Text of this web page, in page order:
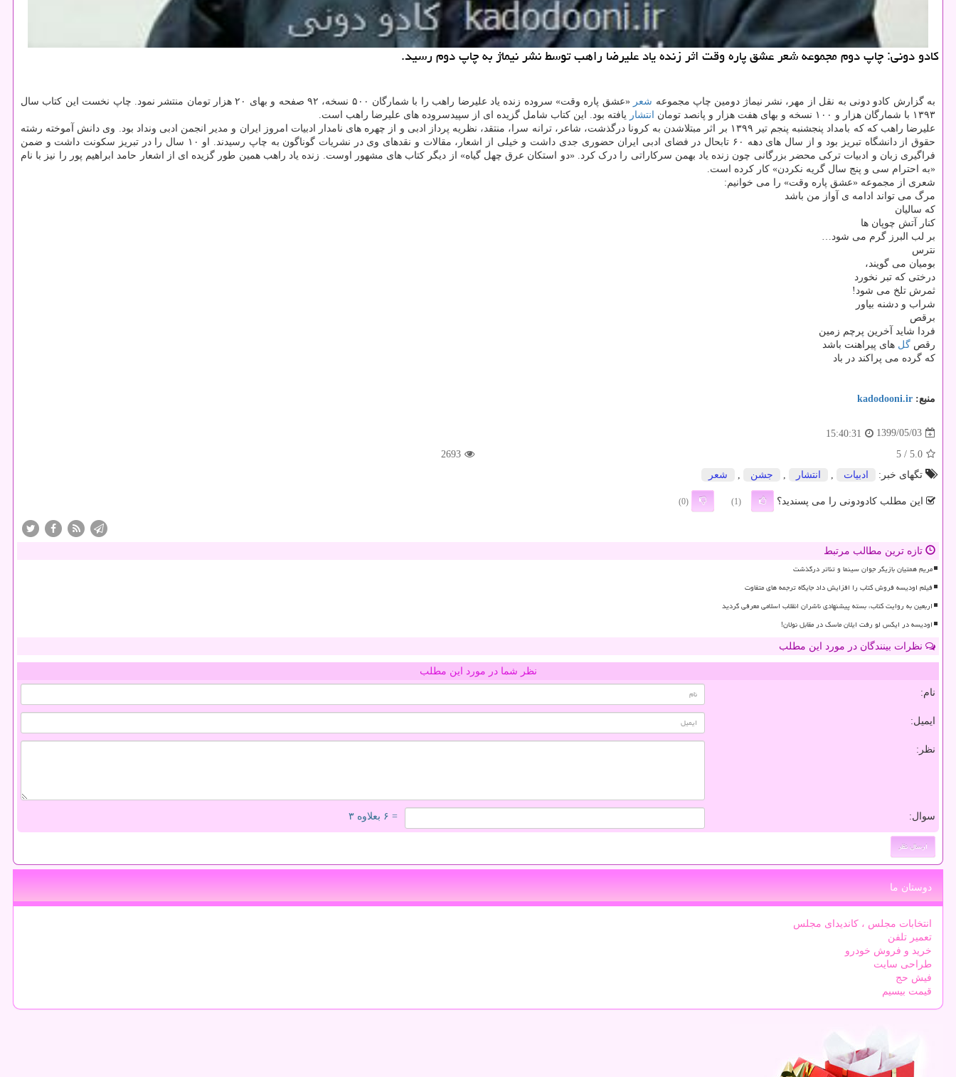
كادو دونی: چاپ دوم مجموعه شعر عشق پاره وقت اثر زنده یاد علیرضا راهب توسط نشر نیماژ به چاپ دوم رسید.
به گزارش کادو دونی به نقل از مهر، نشر نیماژ دومین چاپ مجموعه شعر
«عشق پاره وقت» سروده زنده یاد علیرضا راهب را با شمارگان ۵۰۰ نسخه، ۹۲ صفحه و بهای ۲۰ هزار تومان منتشر نمود. چاپ نخست این کتاب سال
۱۳۹۳ با شمارگان هزار و ۱۰۰ نسخه و بهای هفت هزار و پانصد تومان
انتشار یافته بود. این کتاب شامل گزیده ای از سپیدسروده های علیرضا راهب است.
علیرضا راهب که که بامداد پنجشنبه پنجم تیر ۱۳۹۹ بر اثر مبتلاشدن به کرونا درگذشت، شاعر، ترانه سرا، منتقد، نظریه پرداز ادبی و از چهره های نامدار ادبیات امروز ایران و مدیر انجمن ادبی ونداد بود. وی دانش آموخته رشته
حقوق از دانشگاه تبریز بود و از سال های دهه ۶۰ تابحال در فضای ادبی ایران حضوری جدی داشت و خیلی از اشعار، مقالات و نقدهای وی در نشریات گوناگون به چاپ رسیدند. او ۱۰ سال را در تبریز سکونت داشت و ضمن
فراگیری زبان و ادبیات ترکی محضر بزرگانی چون زنده یاد بهمن سرکاراتی را درک کرد. «دو استکان عرق چهل گیاه» از دیگر کتاب های مشهور اوست. زنده یاد راهب همین طور گزیده ای از اشعار حامد ابراهیم پور را نیز با نام
«به احترام سی و پنج سال گریه نکردن» کار کرده است.
شعری از مجموعه «عشق پاره وقت» را می خوانیم:
مرگ می تواند ادامه ی آواز من باشد
که سالیان
کنار آتش چوپان ها
بر لب البرز گرم می شود…
نترس
بومیان می گویند،
درختی که تبر نخورد
ثمرش تلخ می شود!
شراب و دشنه بیاور
برقص
فردا شاید آخرین پرچم زمین
رقص گل های پیراهنت باشد
که گرده می پراکند در باد
منبع: kadodooni.ir
1399/05/03
15:40:31
5.0
/ 5
2693
تگهای خبر:
ادبیات , انتشار , جشن , شعر
این مطلب کادودونی را می پسندید؟ (1)
(0)
تازه ترین مطالب مرتبط
مریم همتیان بازیگر جوان سینما و تئاتر درگذشت
فیلم اودیسه فروش کتاب را افزایش داد جایگاه ترجمه های متفاوت
اربعین به روایت کتاب، بسته پیشنهادی ناشران انقلاب اسلامی معرفی گردید
اودیسه در ایکس لو رفت ایلان ماسک در مقابل نولان!
نظرات بینندگان در مورد این مطلب
نظر شما در مورد این مطلب
نام:
ایمیل:
نظر:
سوال: = ۶ بعلاوه ۳
دوستان ما
انتخابات مجلس ، کاندیدای مجلس
تعمیر تلفن
خرید و فروش خودرو
طراحی سایت
فیش حج
قیمت بیسیم